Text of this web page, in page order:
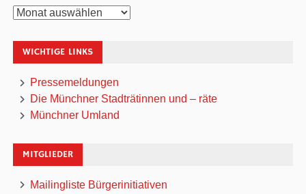
Archiv
WICHTIGE LINKS
Pressemeldungen
Die Münchner Stadträtinnen und – räte
Münchner Umland
MITGLIEDER
Mailingliste Bürgerinitiativen